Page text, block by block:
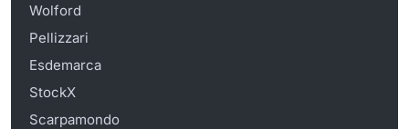
Wolford
Pellizzari
Esdemarca
StockX
Scarpamondo